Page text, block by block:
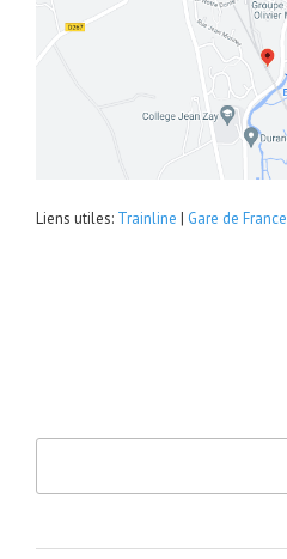
Liens utiles: Trainline | Gare de France